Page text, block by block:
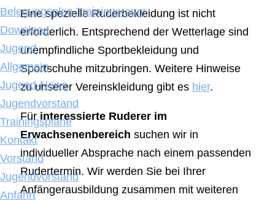
Belegungsplan Trainingsraum
Download
Jugend
Allgemein
Jugend-News
Jugendvorstand
Trainingspläne
Kontakt
Vorstand
Jugendvorstand
Anfahrt
Eine spezielle Ruderbekleidung ist nicht
erforderlich. Entsprechend der Wetterlage sind
unempfindliche Sportbekleidung und
Sportschuhe mitzubringen. Weitere Hinweise
zu unserer Vereinskleidung gibt es hier.
Fürinteressierte Ruderer im
Erwachsenenbereich suchen wir in
individueller Absprache nach einem passenden
Rudertermin. Wir werden Sie bei Ihrer
Anfängerausbildung zusammen mit weiteren